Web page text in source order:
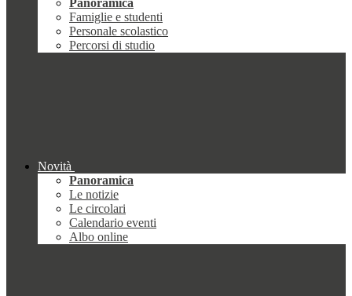
Panoramica
Famiglie e studenti
Personale scolastico
Percorsi di studio
Novità
Panoramica
Le notizie
Le circolari
Calendario eventi
Albo online